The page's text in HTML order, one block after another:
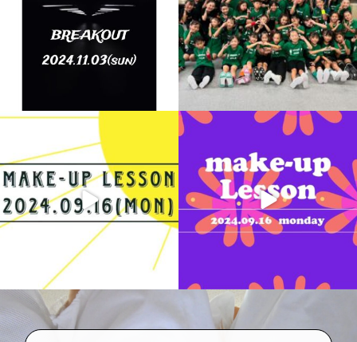
そしてそしてこちらは
なんと4本全て受けてくれたキッ
ズたち
...
9.16
どんどん自分たちで考えて動いて
くれるし...